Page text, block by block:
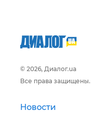
© 2026, Диалог.ua
Все права защищены.
Новости